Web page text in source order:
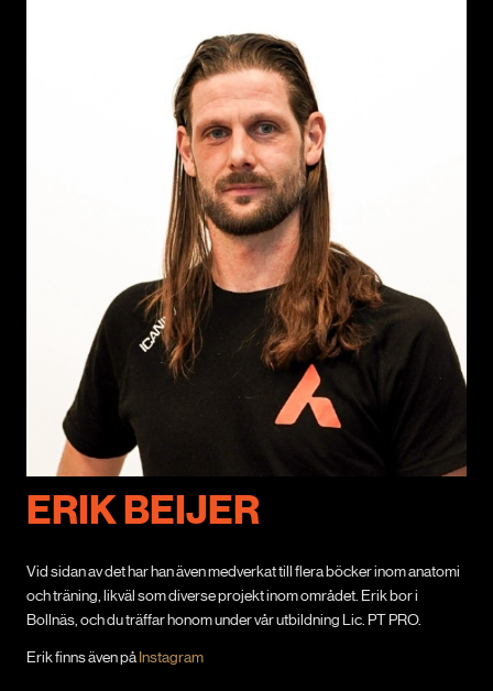
ERIK BEIJER
Vid sidan av det har han även medverkat till flera böcker inom anatomi
och träning, likväl som diverse projekt inom området. Erik bor i
Bollnäs, och du träffar honom under vår utbildning Lic. PT PRO.
Erik finns även påInstagram